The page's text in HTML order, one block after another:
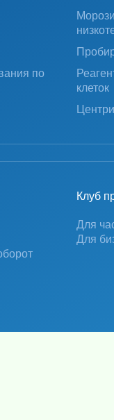
по
клеток
Клуб
Для
Для